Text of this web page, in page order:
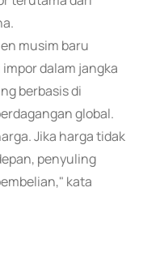
musim baru
dalam jangka
berbasis di
global.
Jika harga tidak
penyuling
kata